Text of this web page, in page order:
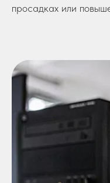
просадках или